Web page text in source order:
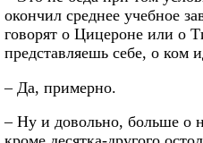
окончил среднее учебное
говорят о Цицероне или о
представляешь себе, о ком
– Да, примерно.
– Ну и довольно, больше о